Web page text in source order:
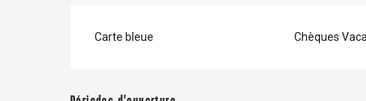
Carte bleue Chèques